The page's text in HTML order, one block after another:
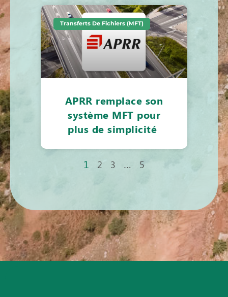
Transferts De Fichiers (MFT)
APRR remplace son
système MFT pour
plus de simplicité
1 2 3 … 5